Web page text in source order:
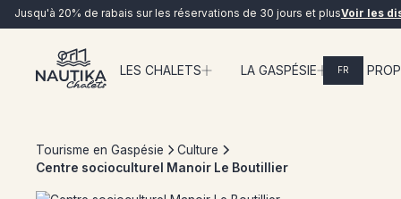
Jusqu'à 20% de rabais sur les réservations de 30 jours et plusVoir les
LES CHALETS LA GASPÉSIE À
EN DIRECT FR
Centre socioculturel Manoir Le Boutillier
Image tirée du profil Google My Business de